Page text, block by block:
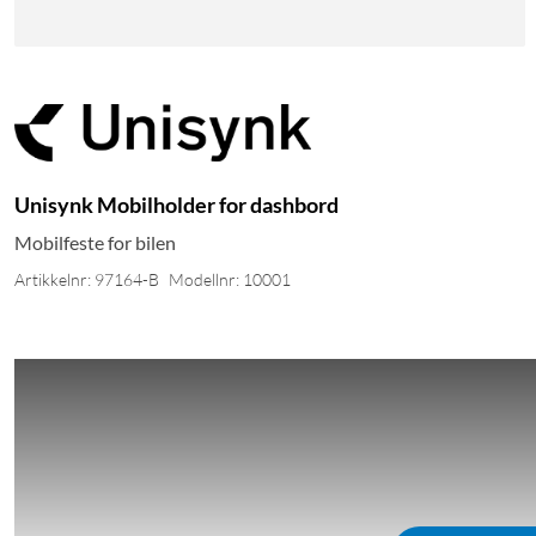
Unisynk Mobilholder for dashbord
Mobilfeste for bilen
Artikkelnr: 97164-B Modellnr: 10001